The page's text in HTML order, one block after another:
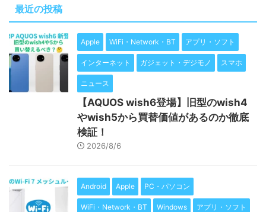
最近の投稿
Apple WiFi・Network・BT アプリ・ソフト
インターネット ガジェット・デジモノ スマホ
ニュース
【AQUOS wish6登場】旧型のwish4
やwish5から買替価値があるのか徹底
検証！
2026/8/6
Android Apple PC・パソコン
WiFi・Network・BT Windows アプリ・ソフト